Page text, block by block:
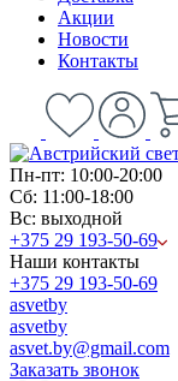
Акции
Новости
Контакты
Пн-пт: 10:00-20:00
Сб: 11:00-18:00
Вс: выходной
+375 29 193-50-69
Наши контакты
+375 29 193-50-69
asvetby
asvetby
asvet.by@gmail.com
Заказать звонок